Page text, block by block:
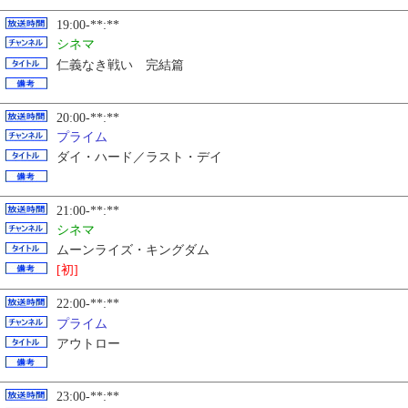
19:00-**:**
シネマ
仁義なき戦い 完結篇
20:00-**:**
プライム
ダイ・ハード／ラスト・デイ
21:00-**:**
シネマ
ムーンライズ・キングダム
[初]
22:00-**:**
プライム
アウトロー
23:00-**:**